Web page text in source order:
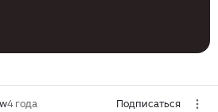
4 года Подписаться